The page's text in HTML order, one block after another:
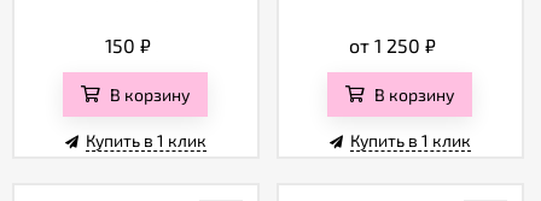
150₽
В корзину
Купить в 1 клик
от 1 250₽
В корзину
Купить в 1 клик